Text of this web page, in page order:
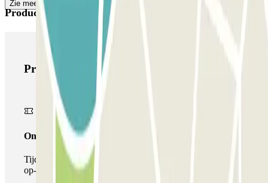
Zie meer
Producten van Parclick
Producten van Parclick
Onepass
Tijdens je verblijf kun je de parkeerplaats maar één keer
op- en afrijden.